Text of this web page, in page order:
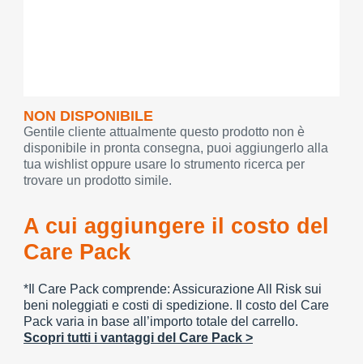
NON DISPONIBILE
Gentile cliente attualmente questo prodotto non è
disponibile in pronta consegna, puoi aggiungerlo alla
tua wishlist oppure usare lo strumento ricerca per
trovare un prodotto simile.
A cui aggiungere il costo del
Care Pack
*Il Care Pack comprende: Assicurazione All Risk sui
beni noleggiati e costi di spedizione. Il costo del Care
Pack varia in base all’importo totale del carrello.
Scopri tutti i vantaggi del Care Pack >